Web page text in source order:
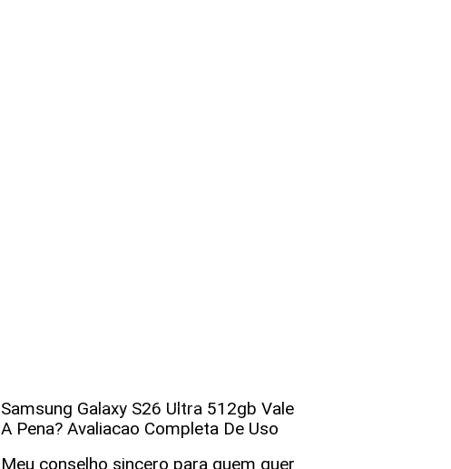
Samsung Galaxy S26 Ultra 512gb Vale
A Pena? Avaliacao Completa De Uso
Meu conselho sincero para quem quer